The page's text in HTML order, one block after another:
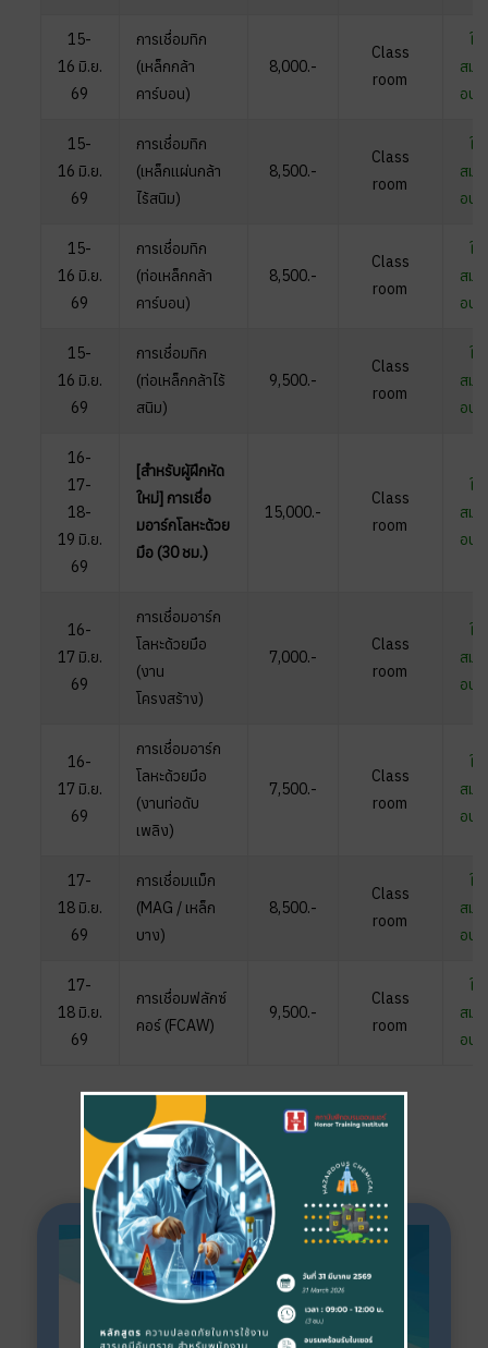
15-
16 มิ.ย.
69
การเชื่อมทิก
(เหล็กกล้า
คาร์บอน)
8,000.-
Class
room
ใบ
สมั
อบ
15-
16 มิ.ย.
69
การเชื่อมทิก
(เหล็กเเผ่นกล้า
ไร้สนิม)
8,500.-
Class
room
ใบ
สมั
อบ
15-
16 มิ.ย.
69
การเชื่อมทิก
(ท่อเหล็กกล้า
คาร์บอน)
8,500.-
Class
room
ใบ
สมั
อบ
15-
16 มิ.ย.
69
การเชื่อมทิก
(ท่อเหล็กกล้าไร้
สนิม)
9,500.-
Class
room
ใบ
สมั
อบ
16-
17-
18-
19 มิ.ย.
69
[สำหรับผู้ฝึกหัด
ใหม่] การเชื่อ
มอาร์กโลหะด้วย
มือ (30 ชม.)
15,000.-
Class
room
ใบ
สมั
อบ
16-
17 มิ.ย.
69
การเชื่อมอาร์ก
โลหะด้วยมือ
(งาน
โครงสร้าง)
7,000.-
Class
room
ใบ
สมั
อบ
16-
17 มิ.ย.
69
การเชื่อมอาร์ก
โลหะด้วยมือ
(งานท่อดับ
เพลิง)
7,500.-
Class
room
ใบ
สมั
อบ
17-
18 มิ.ย.
69
การเชื่อมแม็ก
(MAG / เหล็ก
บาง)
8,500.-
Class
room
ใบ
สมั
อบ
17-
18 มิ.ย.
69
การเชื่อมฟลักซ์
คอร์ (FCAW)
9,500.-
Class
room
ใบ
สมั
อบ
Training Business Group &
Network